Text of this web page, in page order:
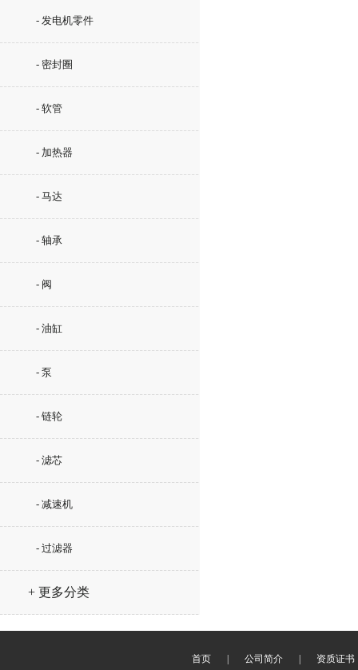
- 发电机零件
- 密封圈
- 软管
- 加热器
- 马达
- 轴承
- 阀
- 油缸
- 泵
- 链轮
- 滤芯
- 减速机
- 过滤器
+ 更多分类
首页 公司简介 资质证书